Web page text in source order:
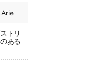
Arie
トリ
ある